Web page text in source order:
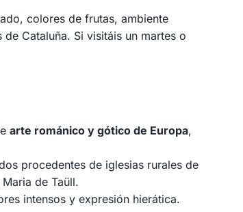
colores de frutas, ambiente
Cataluña. Si visitáis un martes o
arte románico y gótico de Europa,
procedentes de iglesias rurales de
de Taüll.
intensos y expresión hierática.